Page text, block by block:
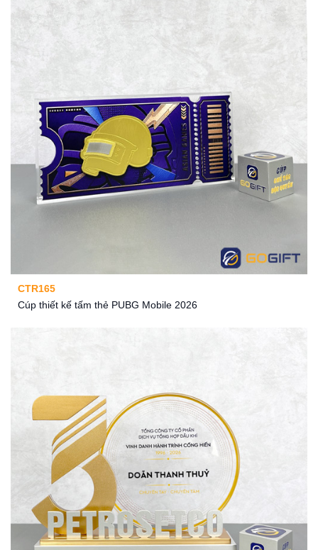
CTR165
Cúp thiết kế tấm thẻ PUBG Mobile 2026